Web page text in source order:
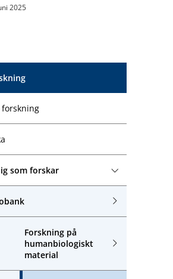
som forskar
Forskning på
humanbiologiskt
material
2025